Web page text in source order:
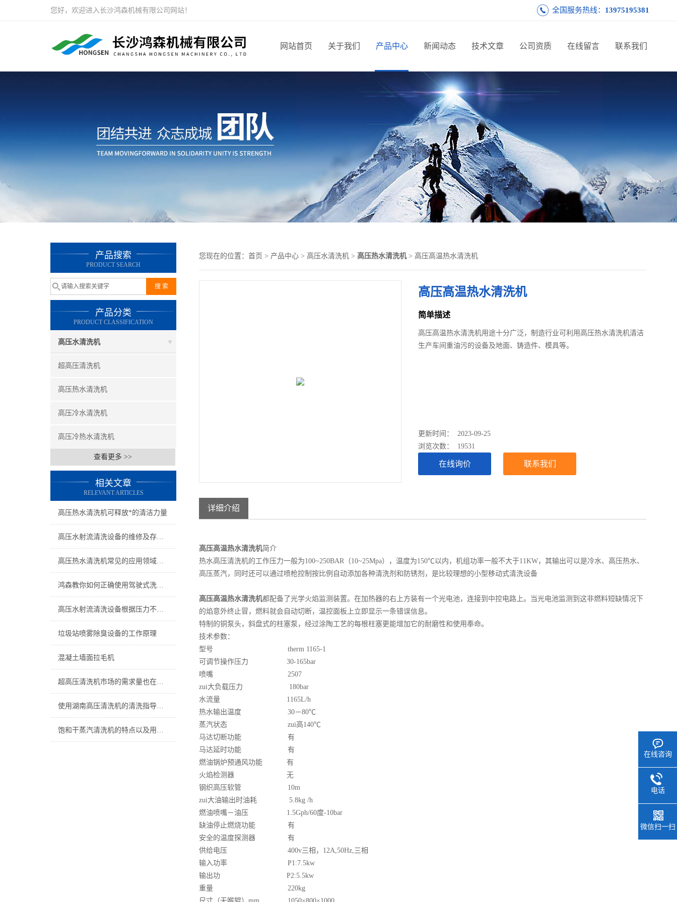
您好，欢迎进入长沙鸿森机械有限公司网站！ 全国服务热线： 13975195381
网站首页 关于我们 产品中心 新闻动态 技术文章 公司资质 在线留言 联系我们
产品搜索
PRODUCT SEARCH
产品分类
PRODUCT CLASSIFICATION
高压水清洗机
超高压清洗机
高压热水清洗机
高压冷水清洗机
高压冷热水清洗机
查看更多 >>
相关文章
RELEVANT ARTICLES
高压热水清洗机可释放*的清洁力量
高压水射流清洗设备的维修及存放方式不可大意
高压热水清洗机常见的应用领域有哪些呢？
鸿森教你如何正确使用驾驶式洗地机
高压水射流清洗设备根据压力不同可分为三个类型
垃圾站喷雾除臭设备的工作原理
混凝土墙面拉毛机
超高压清洗机市场的需求量也在迅速增加
使用湖南高压清洗机的清洗指导建议
饱和干蒸汽清洗机的特点以及用途介绍
您现在的位置： 首页 > 产品中心 > 高压水清洗机 > 高压热水清洗机> 高压高温热水清洗机
高压高温热水清洗机
简单描述
高压高温热水清洗机用途十分广泛，制造行业可利用高压热水清洗机清洁
生产车间重油污的设备及地面、铸造件、模具等。
更新时间： 2023-09-25
浏览次数： 19531
在线询价 联系我们
详细介绍
高压高温热水清洗机简介
热水高压清洗机的工作压力一般为100~250BAR（10~25Mpa），温度为150℃以内，机组功率一般不大于11KW，其输出可以是冷水、高压热水、
高压蒸汽，同时还可以通过喷枪控制按比例自动添加各种清洗剂和防锈剂，是比较理想的小型移动式清洗设备
高压高温热水清洗机都配备了光学火焰监测装置。在加热器的右上方装有一个光电池，连接到中控电路上。当光电池监测到这非燃料短缺情况下
的焰意外终止冒，燃料就会自动切断，温控面板上立即显示一条错误信息。
特制的铜泵头，斜盘式的柱塞泵，经过涂陶工艺的每根柱塞更能增加它的耐磨性和使用奉命。
技术参数：
型号 therm 1165-1
可调节操作压力 30-165bar
喷嘴 2507
zui大负载压力 180bar
水流量 1165L/h
热水输出温度 30－80℃
蒸汽状态 zui高140℃
马达切断功能 有
马达延时功能 有
燃油锅炉预通风功能 有
火焰检测器 无
钢织高压软管 10m
zui大油输出时油耗 5.8kg /h
燃油喷嘴－油压 1.5Gph/60度-10bar
缺油停止燃烧功能 有
安全的温度探测器 有
供给电压 400v三相，12A,50Hz,三相
输入功率 P1:7.5kw
输出功 P2:5.5kw
重量 220kg
在线咨询
电话
微信扫一扫